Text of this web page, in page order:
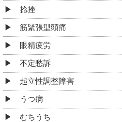
捻挫
筋緊張型頭痛
眼精疲労
不定愁訴
起立性調整障害
うつ病
むちうち